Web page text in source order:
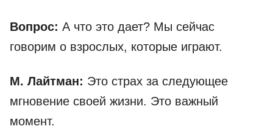
Вопрос: А что это дает? Мы сейчас
говорим о взрослых, которые играют.
М. Лайтман: Это страх за следующее
мгновение своей жизни. Это важный
момент.